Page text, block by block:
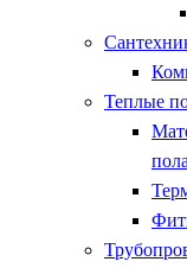
Теплые
пола